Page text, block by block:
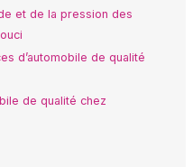
et de la pression des
d’automobile de qualité
de qualité chez